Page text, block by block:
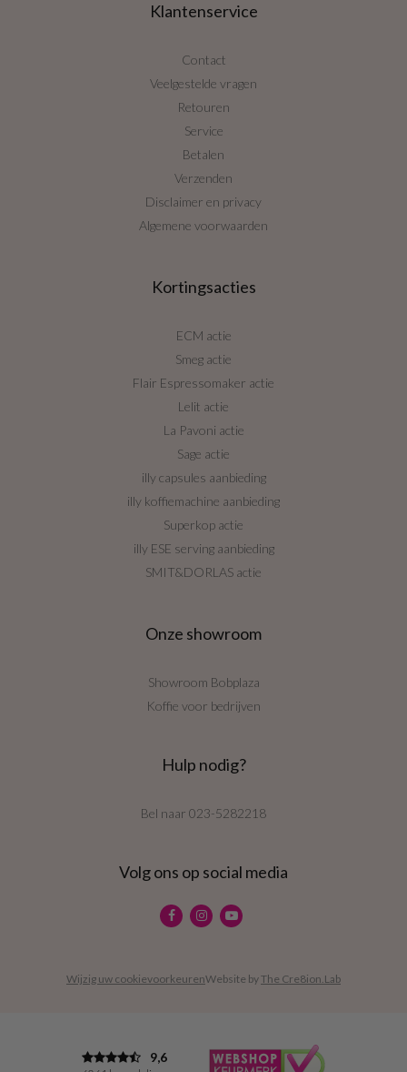
Klantenservice
Contact
Veelgestelde vragen
Retouren
Service
Betalen
Verzenden
Disclaimer en privacy
Algemene voorwaarden
Kortingsacties
ECM actie
Smeg actie
Flair Espressomaker actie
Lelit actie
La Pavoni actie
Sage actie
illy capsules aanbieding
illy koffiemachine aanbieding
Superkop actie
illy ESE serving aanbieding
SMIT&DORLAS actie
Onze showroom
Showroom Bobplaza
Koffie voor bedrijven
Hulp nodig?
Bel naar 023-5282218
Volg ons op social media
Wijzig uw cookievoorkeurenWebsite byThe Cre8ion.Lab
9,6